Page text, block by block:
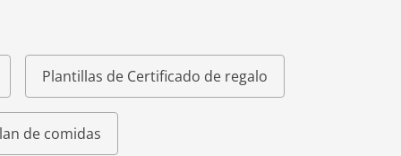
Plantillas de Certificado de regalo
de comidas